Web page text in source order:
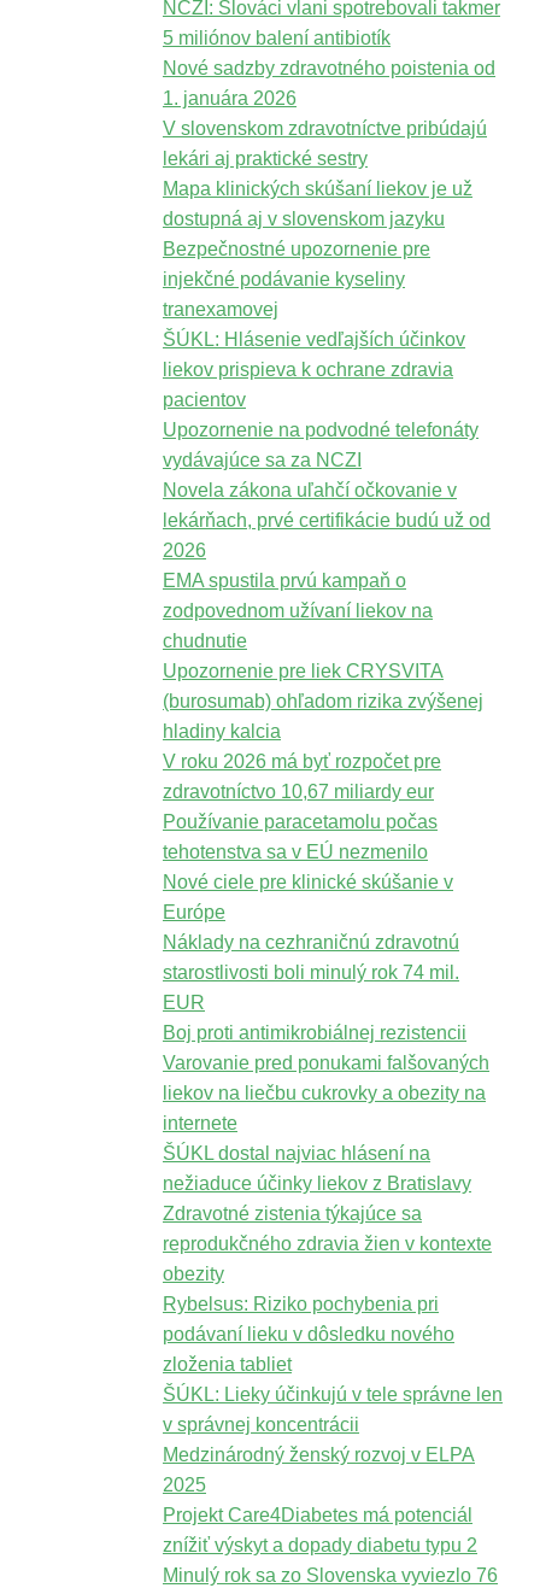
NCZI: Slováci vlani spotrebovali takmer
5 miliónov balení antibiotík
Nové sadzby zdravotného poistenia od
1. januára 2026
V slovenskom zdravotníctve pribúdajú
lekári aj praktické sestry
Mapa klinických skúšaní liekov je už
dostupná aj v slovenskom jazyku
Bezpečnostné upozornenie pre
injekčné podávanie kyseliny
tranexamovej
ŠÚKL: Hlásenie vedľajších účinkov
liekov prispieva k ochrane zdravia
pacientov
Upozornenie na podvodné telefonáty
vydávajúce sa za NCZI
Novela zákona uľahčí očkovanie v
lekárňach, prvé certifikácie budú už od
2026
EMA spustila prvú kampaň o
zodpovednom užívaní liekov na
chudnutie
Upozornenie pre liek CRYSVITA
(burosumab) ohľadom rizika zvýšenej
hladiny kalcia
V roku 2026 má byť rozpočet pre
zdravotníctvo 10,67 miliardy eur
Používanie paracetamolu počas
tehotenstva sa v EÚ nezmenilo
Nové ciele pre klinické skúšanie v
Európe
Náklady na cezhraničnú zdravotnú
starostlivosti boli minulý rok 74 mil.
EUR
Boj proti antimikrobiálnej rezistencii
Varovanie pred ponukami falšovaných
liekov na liečbu cukrovky a obezity na
internete
ŠÚKL dostal najviac hlásení na
nežiaduce účinky liekov z Bratislavy
Zdravotné zistenia týkajúce sa
reprodukčného zdravia žien v kontexte
obezity
Rybelsus: Riziko pochybenia pri
podávaní lieku v dôsledku nového
zloženia tabliet
ŠÚKL: Lieky účinkujú v tele správne len
v správnej koncentrácii
Medzinárodný ženský rozvoj v ELPA
2025
Projekt Care4Diabetes má potenciál
znížiť výskyt a dopady diabetu typu 2
Minulý rok sa zo Slovenska vyviezlo 76